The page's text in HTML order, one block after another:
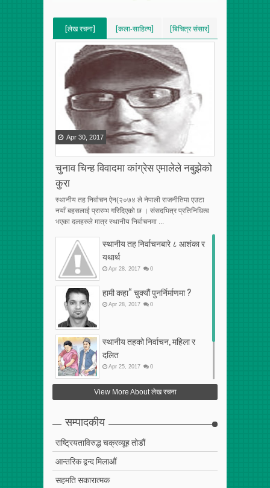
[लेख रचना]
[VERTICAL]
[RECENT][5]
[कला-साहित्य]
[VERTICAL]
[बिचित्र संसार]
[VERTICAL]
[RECENT][5]
चुनाव चिन्ह विवादमा कांग्रेस एमालेले नबुझेको
कुरा
Apr 30 2017
स्थानीय तह निर्वाचन ऐन(२०७४ ले नेपाली राजनीतिमा एउटा
नयाँ बहसलाई प्रारम्भ गरिदिएको छ । संसदभित्र प्रतिनिधित्व
भएका दलहरुले मात्र स्थानीय निर्वाचनमा ...
स्थानीय तह निर्वाचनबारे ८ आशंका र
यथार्थ
Apr 28, 2017 0
हामी कहा“ चुक्यौं पुनर्निर्माणमा ?
Apr 28, 2017 0
स्थानीय तहको निर्वाचन, महिला र
दलित
Apr 25, 2017 0
फेरि अर्को गलत सहमति
View More About लेख रचना
सम्पादकीय
राष्ट्रियताविरुद्ध चक्रव्यूह तोडौं
आन्तरिक द्वन्द मिलाऔं
सहमति सकारात्मक